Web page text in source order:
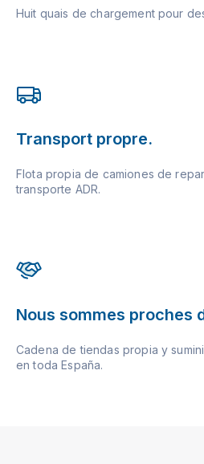
Huit quais de chargement pour
Transport propre.
Flota propia de camiones de
transporte ADR.
Nous sommes proches
Cadena de tiendas propia y
en toda España.